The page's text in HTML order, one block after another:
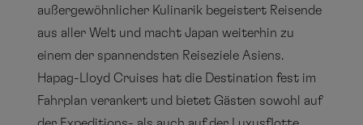
außergewöhnlicher Kulinarik begeistert Reisende
aus aller Welt und macht Japan weiterhin zu
einem der spannendsten Reiseziele Asiens.
Hapag-Lloyd Cruises hat die Destination fest im
Fahrplan verankert und bietet Gästen sowohl auf